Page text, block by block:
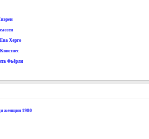
Херго
Фьёрли
женщин 1980